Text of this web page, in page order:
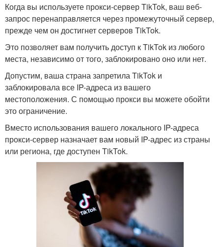
Когда вы используете прокси-сервер TikTok, ваш веб-
запрос перенаправляется через промежуточный сервер,
прежде чем он достигнет серверов TikTok.
Это позволяет вам получить доступ к TikTok из любого
места, независимо от того, заблокировано оно или нет.
Допустим, ваша страна запретила TikTok и
заблокировала все IP-адреса из вашего
местоположения. С помощью прокси вы можете обойти
это ограничение.
Вместо использования вашего локального IP-адреса
прокси-сервер назначает вам новый IP-адрес из страны
или региона, где доступен TikTok.